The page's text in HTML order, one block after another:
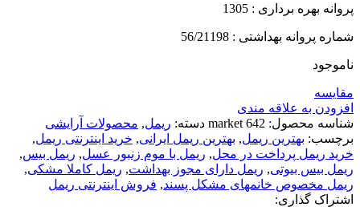
پروانه بهره برداری : 1305
شماره پروانه بهداشتی : 56/21198
ناموجود
مقايسه
افزودن به علاقه مندی
شناسه محصول: 642 market دسته: ریمل, محصولات آرایشی
برچسب: بهترین ریمل, بهترین ریمل ایرانی, خرید اینترنتی ریمل,
خرید ریمل پرداخت در محل, ریمل با موم زنبور عسل, ریمل بیس,
ریمل بیس بیوتی, ریمل دارای مجوز بهداشت, ریمل کاملا مشکی,
ریمل مخصوص خانمهای مشکل پسند, فروش اینترنتی ریمل
اشتراک گذاری: